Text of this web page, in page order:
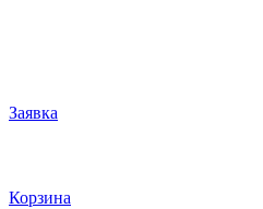
Заявка
Корзина